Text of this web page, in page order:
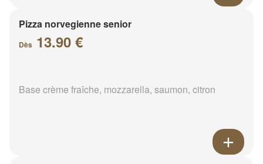
Pizza norvegienne senior
Dès 13.90 €
Base crème fraîche, mozzarella, saumon, citron